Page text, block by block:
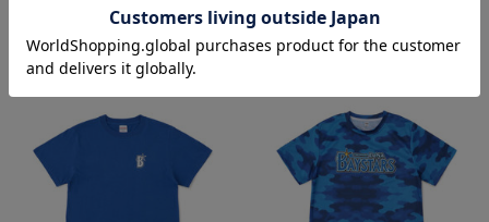
YOKOHAMA STAR☆NIGHT 2026/
速乾ロングTシャツ
¥6,701 (税込)
横浜DeNAベイスターズ
×MOONEYES/発泡プリントTシャツ